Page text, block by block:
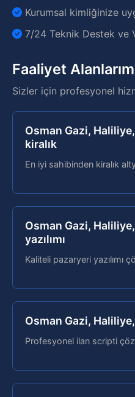
Kurumsal kimliğinize
7/24 Teknik Destek ve
Faaliyet
Sizler için profesyonel
Osman Gazi,
kiralık
En iyi sahibinden kiralık
Osman Gazi,
yazılımı
Kaliteli pazaryeri yazılımı
Osman Gazi,
Profesyonel ilan scripti